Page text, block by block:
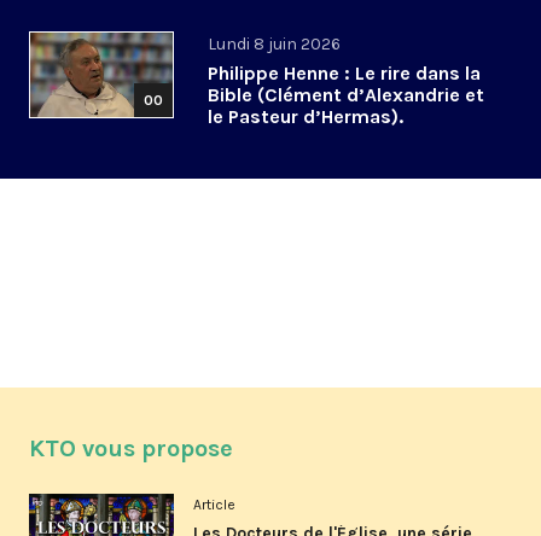
00
Lundi 8 juin 2026
Philippe Henne : Le rire dans la
Bible (Clément d’Alexandrie et
le Pasteur d’Hermas).
KTO vous propose
Article